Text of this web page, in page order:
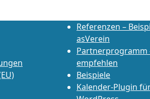
Referenzen –
asVerein
Partnerprogramm
empfehlen
Beispiele
Kalender-Plugin